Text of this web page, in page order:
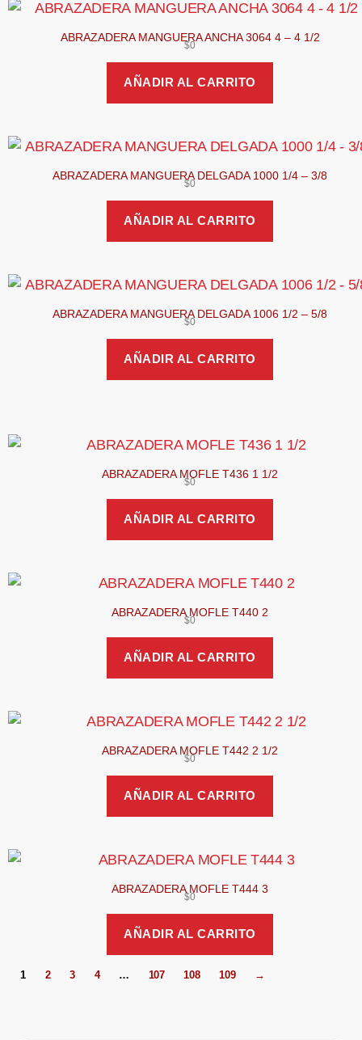
ABRAZADERA MANGUERA ANCHA 3064 4 – 4 1/2
$0
AÑADIR AL CARRITO
ABRAZADERA MANGUERA DELGADA 1000 1/4 – 3/8
$0
AÑADIR AL CARRITO
ABRAZADERA MANGUERA DELGADA 1006 1/2 – 5/8
$0
AÑADIR AL CARRITO
ABRAZADERA MOFLE T436 1 1/2
$0
AÑADIR AL CARRITO
ABRAZADERA MOFLE T440 2
$0
AÑADIR AL CARRITO
ABRAZADERA MOFLE T442 2 1/2
$0
AÑADIR AL CARRITO
ABRAZADERA MOFLE T444 3
$0
AÑADIR AL CARRITO
1 2 3 4 … 107 108 109 →